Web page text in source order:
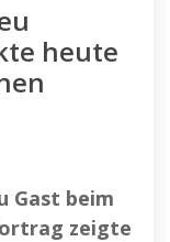
heute
Gast beim
zeigte